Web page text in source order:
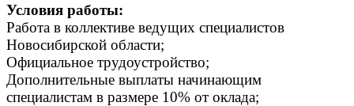
Условия работы:
Работа в коллективе ведущих специалистов
Новосибирской области;
Официальное трудоустройство;
Дополнительные выплаты начинающим
специалистам в размере 10% от оклада;